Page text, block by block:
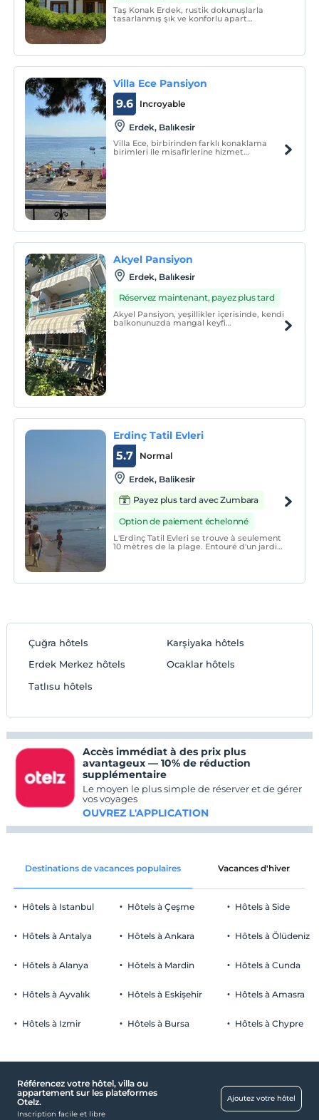
Taş Konak Erdek, rustik dokunuşlarla
tasarlanmış şık ve konforlu apart
Villa Ece Pansiyon
Incroyable
9.6
Erdek, Balıkesir
Villa Ece, birbirinden farklı konaklama
birimleri ile misafirlerine hizmet
Akyel Pansiyon
Erdek, Balıkesir
Réservez maintenant, payez plus tard
Akyel Pansiyon, yeşillikler içerisinde, kendi
balkonunuzda mangal keyfi
Erdinç Tatil Evleri
Normal
5.7
Erdek, Balikesir
Payez plus tard avec Zumbara
Option de paiement échelonné
L'Erdinç Tatil Evleri se trouve à seulement
10 mètres de la plage. Entouré d'un jardin
Çuğra hôtels
Erdek Merkez hôtels
Karşiyaka hôtels
Ocaklar hôtels
Tatlısu hôtels
Accès immédiat à des prix plus
avantageux — 10% de réduction
supplémentaire
Le moyen le plus simple de réserver et de gérer
vos voyages
OUVREZ L'APPLICATION
Destinations de vacances populaires Vacances d'hiver
Hôtels à Istanbul
Hôtels à Antalya
Hôtels à Alanya
Hôtels à Ayvalık
Hôtels à Izmir
Hôtels à Çeşme
Hôtels à Ankara
Hôtels à Mardin
Hôtels à Eskişehir
Hôtels à Bursa
Hôtels à Side
Hôtels à Ölüdeniz
Hôtels à Cunda
Hôtels à Amasra
Hôtels à Chypre
Référencez votre hôtel, villa ou
appartement sur les plateformes
Otelz.
Inscription facile et libre
Ajoutez votre hôtel